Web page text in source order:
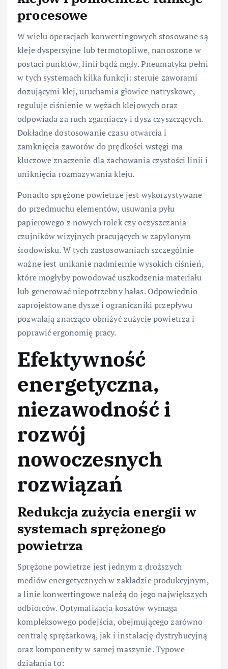
procesowe
W wielu operacjach konwertingowych stosowane są
kleje dyspersyjne lub termotopliwe, nanoszone w
postaci punktów, linii bądź mgły. Pneumatyka pełni
w tych systemach kilka funkcji: steruje zaworami
dozującymi klej, uruchamia głowice natryskowe,
reguluje ciśnienie w wężach klejowych oraz
odpowiada za ruch zgarniaczy i dysz czyszczących.
Dokładne dostosowanie czasu otwarcia i
zamknięcia zaworów do prędkości wstęgi ma
kluczowe znaczenie dla zachowania czystości linii i
uniknięcia rozmazywania kleju.
Ponadto sprężone powietrze jest wykorzystywane
do przedmuchu elementów, usuwania pyłu
papierowego z nowych rolek czy oczyszczania
czujników wizyjnych pracujących w zapylonym
środowisku. W tych zastosowaniach szczególnie
ważne jest unikanie nadmiernie wysokich ciśnień,
które mogłyby powodować uszkodzenia materiału
lub generować niepotrzebny hałas. Odpowiednio
zaprojektowane dysze i ograniczniki przepływu
pozwalają znacząco obniżyć zużycie powietrza i
poprawić ergonomię pracy.
Efektywność
energetyczna,
niezawodność i
rozwój
nowoczesnych
rozwiązań
Redukcja zużycia energii w
systemach sprężonego
powietrza
Sprężone powietrze jest jednym z droższych
mediów energetycznych w zakładzie produkcyjnym,
a linie konwertingowe należą do jego największych
odbiorców. Optymalizacja kosztów wymaga
kompleksowego podejścia, obejmującego zarówno
centralę sprężarkową, jak i instalację dystrybucyjną
oraz komponenty w samej maszynie. Typowe
działania to: